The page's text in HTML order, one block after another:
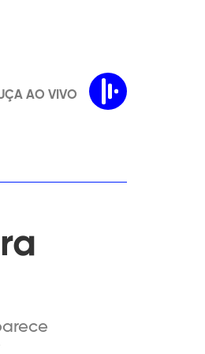
AO VIVO